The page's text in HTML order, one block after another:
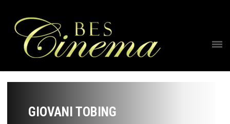
GIOVANI TOBING